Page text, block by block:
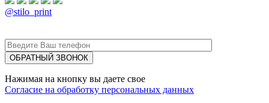
@stilo_print
Нажимая на кнопку вы даете свое
Согласие на обработку персональных данных